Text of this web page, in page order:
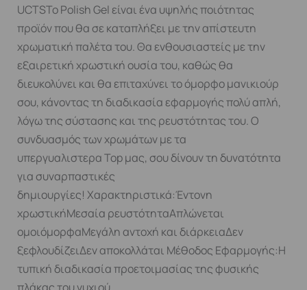
UCTSΤο Polish Gel είναι ένα υψηλής ποιότητας
προϊόν που θα σε καταπλήξει με την απίστευτη
χρωματική παλέτα του. Θα ενθουσιαστείς με την
εξαιρετική χρωστική ουσία του, καθώς θα
διευκολύνει και θα επιταχύνει το όμορφο μανικιούρ
σου, κάνοντας τη διαδικασία εφαρμογής πολύ απλή,
λόγω της σύστασης και της ρευστότητας του. Ο
συνδυασμός των χρωμάτων με τα
υπεργυαλιστερα Top μας, σου δίνουν τη δυνατότητα
για συναρπαστικές
δημιουργίες! Χαρακτηριστικά:Έντονη
χρωστικήΜεσαία ρευστότηταΑπλώνεται
ομοιόμορφαΜεγάλη αντοχή και διάρκειαΔεν
ξεφλουδίζειΔεν αποκολλάται Μέθοδος Εφαρμογής:Η
τυπική διαδικασία προετοιμασίας της φυσικής